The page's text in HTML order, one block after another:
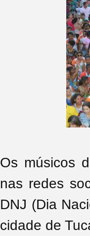
Os músicos
nas redes
DNJ (Dia
cidade de